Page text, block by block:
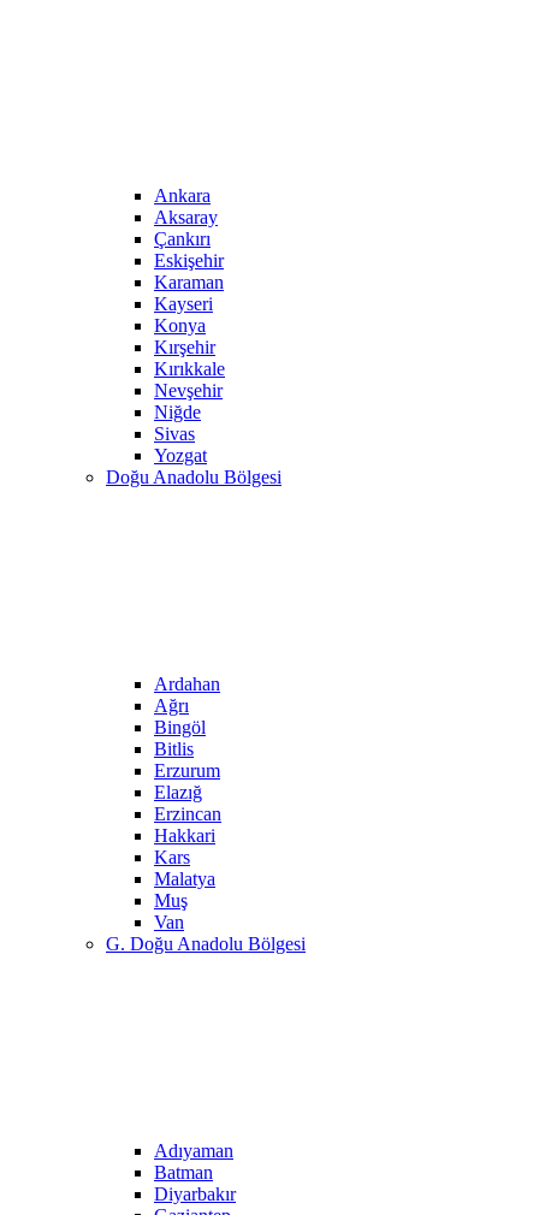
Ankara
Aksaray
Çankırı
Eskişehir
Karaman
Kayseri
Konya
Kırşehir
Kırıkkale
Nevşehir
Niğde
Sivas
Yozgat
Doğu Anadolu Bölgesi
Ardahan
Ağrı
Bingöl
Bitlis
Erzurum
Elazığ
Erzincan
Hakkari
Kars
Malatya
Muş
Van
G. Doğu Anadolu Bölgesi
Adıyaman
Batman
Diyarbakır